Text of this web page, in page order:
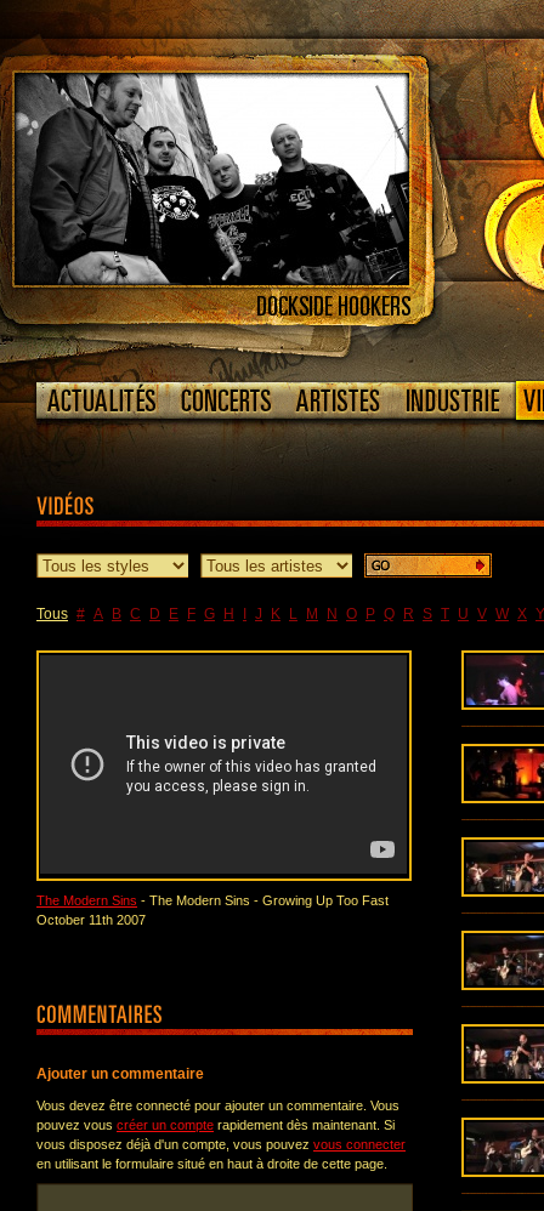
Tous # A B C D E F G H J K L M N O P Q R S T U V W X Y
The Modern Sins - The Modern Sins - Growing Up Too Fast
October 11th 2007
Ajouter un commentaire
Vous devez être connecté pour ajouter un commentaire. Vous
pouvez vous créer un compte rapidement dès maintenant. Si
vous disposez déjà d'un compte, vous pouvez vous connecter
en utilisant le formulaire situé en haut à droite de cette page.